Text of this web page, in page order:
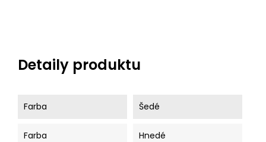
Detaily produktu
Farba Šedé
Farba Hnedé